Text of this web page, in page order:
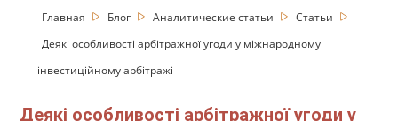
Главная Блог Аналитические статьи
Статьи
Деякі особливості арбітражної угоди у міжнародному
інвестиційному арбітражі
Деякі особливості арбітражної угоди у